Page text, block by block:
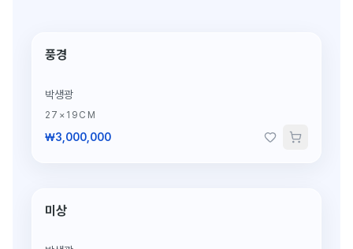
풍경
박생광
27×19CM
₩3,000,000
미상